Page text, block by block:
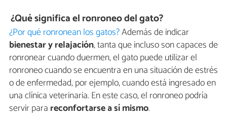
¿Qué significa el ronroneo del gato?
¿Por qué ronronean los gatos?Además de indicar
bienestar y relajación, tanta que incluso son capaces de
ronronear cuando duermen, el gato puede utilizar el
ronroneo cuando se encuentra en una situación de estrés
o de enfermedad, por ejemplo, cuando está ingresado en
una clínica veterinaria. En este caso, el ronroneo podría
servir para reconfortarse a sí mismo.